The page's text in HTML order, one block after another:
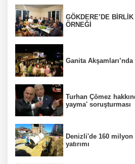
GÖKDERE’DE
ÖRNEĞİ
Ganita
Turhan Çömez
yayma' soruşturması
Denizli'de 160 milyon
yatırımı